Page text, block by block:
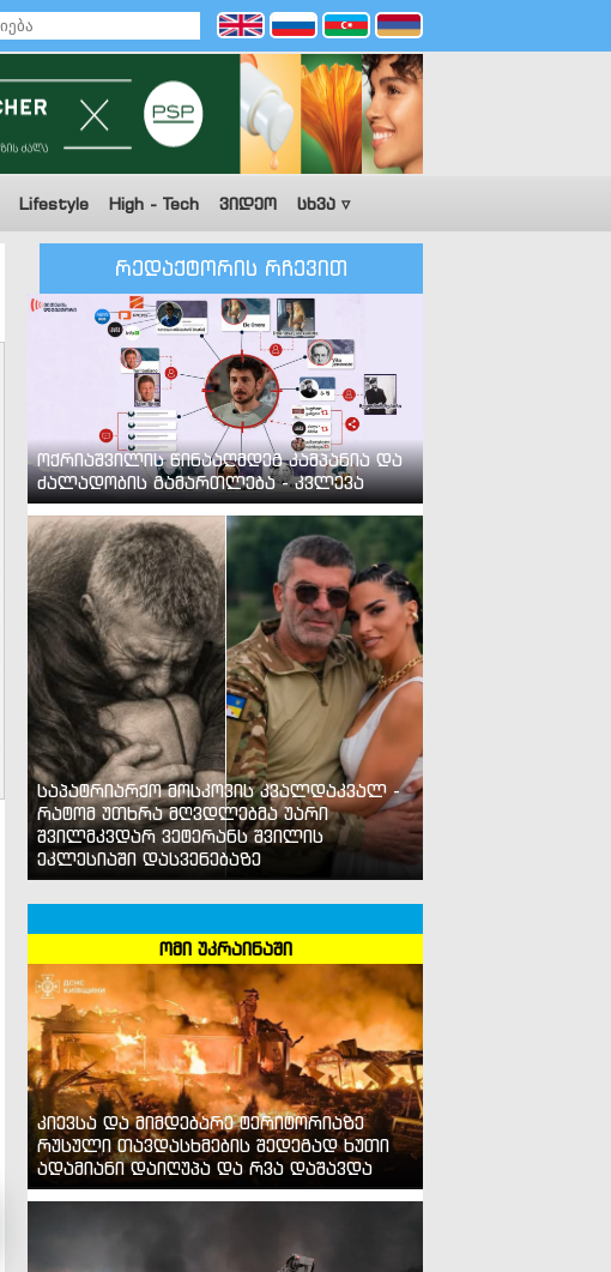
Lifestyle High - Tech ვიდეო სხვა ▿
რედაქტორის რჩევით
ოქრიაშვილის წინააღმდეგ კამპანია და
ძალადობის გამართლება - კვლევა
საპატრიარქო მოსკოვის კვალდაკვალ -
რატომ უთხრა მღვდლებმა უარი
შვილმკვდარ ვეტერანს შვილის
ეკლესიაში დასვენებაზე
ომი უკრაინაში
კიევსა და მიმდებარე ტერიტორიაზე
რუსული თავდასხმების შედეგად ხუთი
ადამიანი დაიღუპა და რვა დაშავდა